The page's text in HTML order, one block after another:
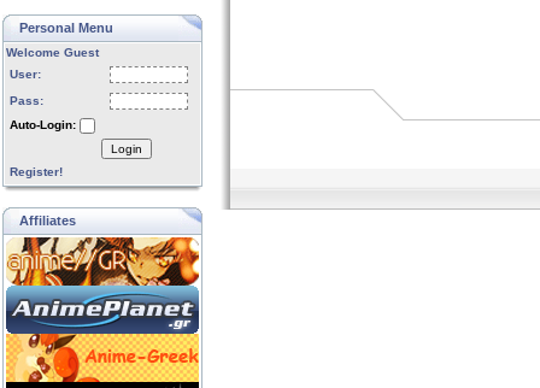
Personal Menu
Welcome Guest
User:
Pass:
Auto-Login:
Login
Register!
Affiliates